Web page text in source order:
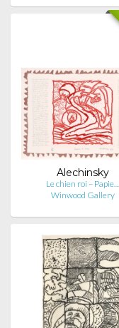
Alechinsky
Le chien roi – Papie…
Winwood Gallery